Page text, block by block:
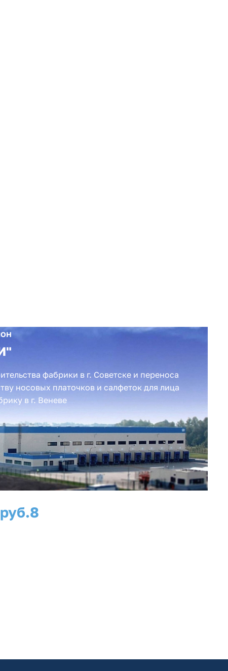
фабрики в г. Советске и переноса
носовых платочков и салфеток для лица
в г. Веневе
8